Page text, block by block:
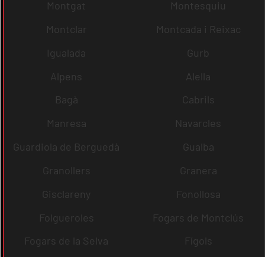
Montgat
Montesquiu
Montclar
Montcada i Reixac
Igualada
Gurb
Alpens
Alella
Bagà
Cabrils
Manresa
Navarcles
Guardiola de Berguedà
Gualba
Granollers
Granera
Gisclareny
Fonollosa
Folgueroles
Fogars de Montclús
Fogars de la Selva
Fígols